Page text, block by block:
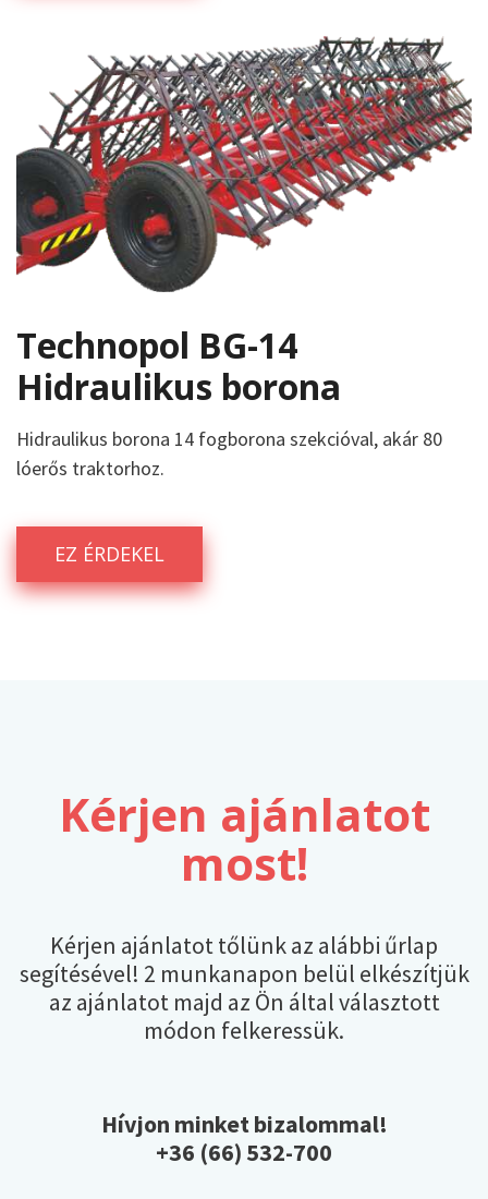
Technopol BG-14
Hidraulikus borona
Hidraulikus borona 14 fogborona szekcióval, akár 80
lóerős traktorhoz.
EZ ÉRDEKEL
Kérjen ajánlatot
most!
Kérjen ajánlatot tőlünk az alábbi űrlap
segítésével! 2 munkanapon belül elkészítjük
az ajánlatot majd az Ön által választott
módon felkeressük.
Hívjon minket bizalommal!
+36 (66) 532-700